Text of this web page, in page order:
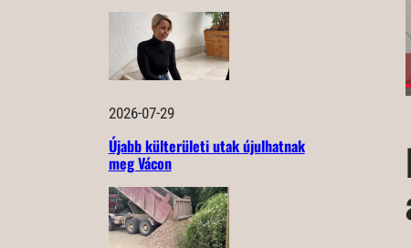
2026-07-29
Újabb külterületi utak újulhatnak
meg Vácon